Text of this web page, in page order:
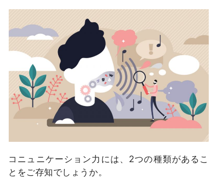
コニュニケーション力には、2つの種類があるこ
とをご存知でしょうか。